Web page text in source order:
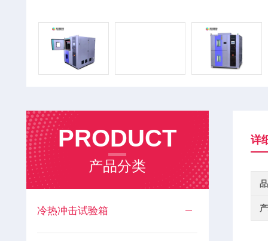
PRODUCT
产品分类
冷热冲击试验箱
详